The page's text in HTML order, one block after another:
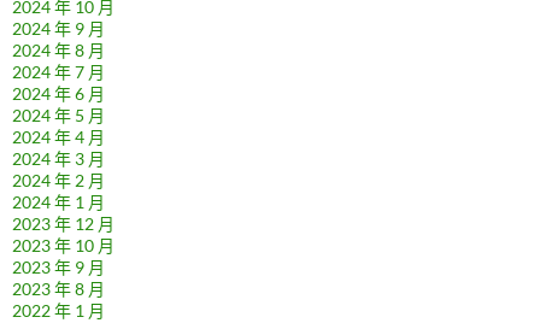
2024 年 10 月
2024 年 9 月
2024 年 8 月
2024 年 7 月
2024 年 6 月
2024 年 5 月
2024 年 4 月
2024 年 3 月
2024 年 2 月
2024 年 1 月
2023 年 12 月
2023 年 10 月
2023 年 9 月
2023 年 8 月
2022 年 1 月